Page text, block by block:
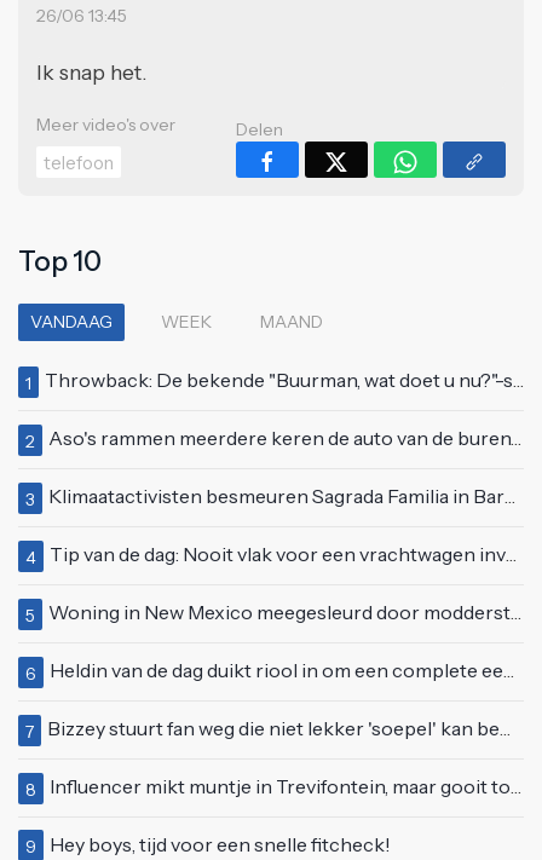
26/06 13:45
Ik snap het.
Meer video's over
telefoon
Delen
Top 10
VANDAAG WEEK MAAND
1 Throwback: De bekende "Buurman, wat doet u nu?"-scène uit Flodder met Tatjana Šimić
2 Aso's rammen meerdere keren de auto van de buren, maar doen alsof er niets gebeurd is
3 Klimaatactivisten besmeuren Sagrada Familia in Barcelona met lading verf
4 Tip van de dag: Nooit vlak voor een vrachtwagen invoegen
5 Woning in New Mexico meegesleurd door modderstroom
6 Heldin van de dag duikt riool in om een complete eendenfamilie te redden
7 Bizzey stuurt fan weg die niet lekker 'soepel' kan bewegen op podium
8 Influencer mikt muntje in Trevifontein, maar gooit toerist bijna knock-out
9 Hey boys, tijd voor een snelle fitcheck!